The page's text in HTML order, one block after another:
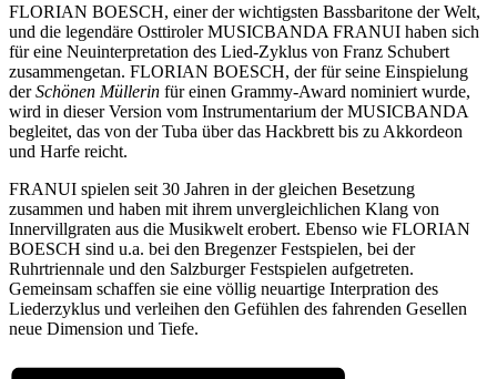
FLORIAN BOESCH, einer der wichtigsten Bassbaritone der Welt,
und die legendäre Osttiroler MUSICBANDA FRANUI haben sich
für eine Neuinterpretation des Lied-Zyklus von Franz Schubert
zusammengetan. FLORIAN BOESCH, der für seine Einspielung
derSchönen Müllerin für einen Grammy-Award nominiert wurde,
wird in dieser Version vom Instrumentarium der MUSICBANDA
begleitet, das von der Tuba über das Hackbrett bis zu Akkordeon
und Harfe reicht.
FRANUI spielen seit 30 Jahren in der gleichen Besetzung
zusammen und haben mit ihrem unvergleichlichen Klang von
Innervillgraten aus die Musikwelt erobert. Ebenso wie FLORIAN
BOESCH sind u.a. bei den Bregenzer Festspielen, bei der
Ruhrtriennale und den Salzburger Festspielen aufgetreten.
Gemeinsam schaffen sie eine völlig neuartige Interpration des
Liederzyklus und verleihen den Gefühlen des fahrenden Gesellen
neue Dimension und Tiefe.